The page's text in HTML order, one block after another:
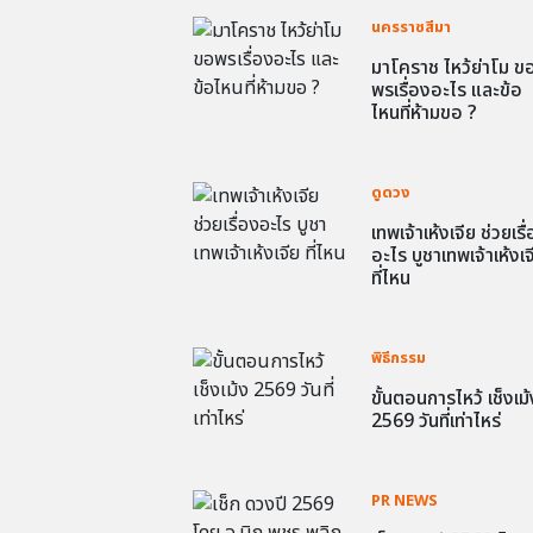
นครราชสีมา
มาโคราช ไหว้ย่าโม ข
พรเรื่องอะไร และข้อ
ไหนที่ห้ามขอ ?
ดูดวง
เทพเจ้าเห้งเจีย ช่วยเ
อะไร บูชาเทพเจ้าเห้งเ
ที่ไหน
พิธีกรรม
ขั้นตอนการไหว้ เช็งเ
2569 วันที่เท่าไหร่
PR NEWS